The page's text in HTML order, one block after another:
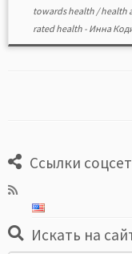
towards health /health
rated health - Инна
Ссылки
Искать на